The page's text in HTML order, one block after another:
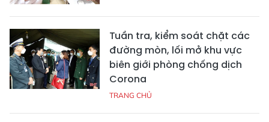
Tuần tra, kiểm soát chặt các
đường mòn, lối mở khu vực
biên giới phòng chống dịch
Corona
TRANG CHỦ